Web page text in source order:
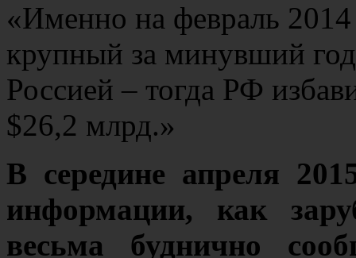
«Именно на февраль
крупный за минувший
Россией – тогда РФ
$26,2 млрд.»
В середине апреля
информации, как
весьма буднично